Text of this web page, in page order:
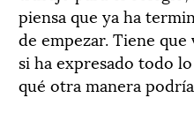
piensa que ya ha
de empezar. Tiene
si ha expresado todo
qué otra manera